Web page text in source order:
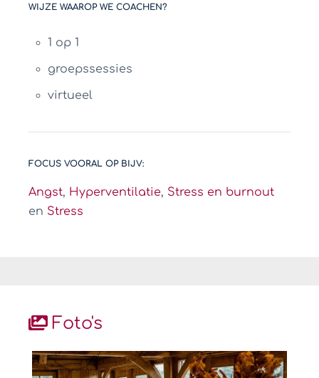
WIJZE WAAROP WE COACHEN?
1 op 1
groepssessies
virtueel
FOCUS VOORAL OP BIJV:
Angst, Hyperventilatie, Stress en burnout
en Stress
Foto's